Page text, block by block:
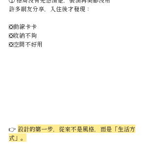
許多網友分享，入住後才發現：
❎動線卡卡
❎收納不夠
❎空間不好用
👉 設計的第一步，從來不是風格，而是「生活方
式」。